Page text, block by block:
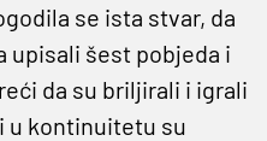
se ista stvar, da
upisali šest pobjeda i
da su briljirali i igrali
u kontinuitetu su